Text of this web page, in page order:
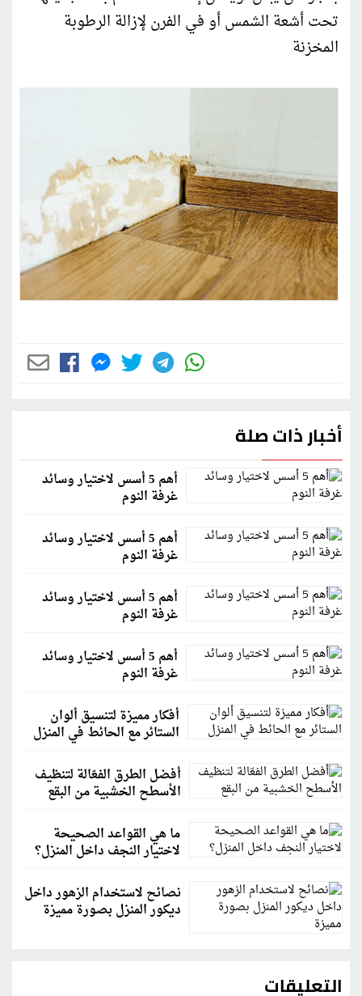
تحت أشعة الشمس أو في الفرن لإزالة الرطوبة
المخزنة‎
أخبار ذات صلة
أهم 5 أسس لاختيار وسائد
غرفة النوم
أهم 5 أسس لاختيار وسائد
غرفة النوم
أهم 5 أسس لاختيار وسائد
غرفة النوم
أهم 5 أسس لاختيار وسائد
غرفة النوم
أفكار مميزة لتنسيق ألوان
الستائر مع الحائط في المنزل
أفضل الطرق الفعّالة لتنظيف
الأسطح الخشبية من البقع
ما هي القواعد الصحيحة
لاختيار النجف داخل المنزل؟
نصائح لاستخدام الزهور داخل
ديكور المنزل بصورة مميزة
التعليقات